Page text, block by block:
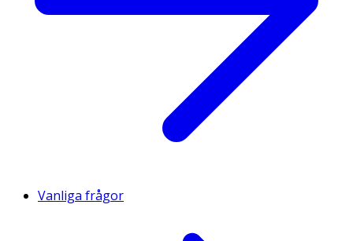
Vanliga frågor